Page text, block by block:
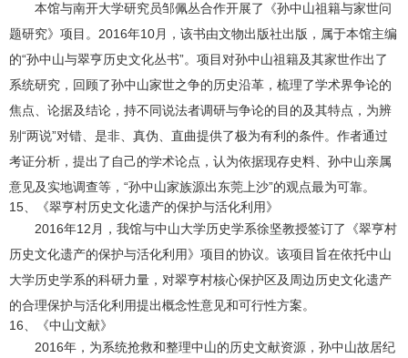
本馆与南开大学研究员邹佩丛合作开展了《孙中山祖籍与家世问
题研究》项目。2016年10月，该书由文物出版社出版，属于本馆主编
的“孙中山与翠亨历史文化丛书”。项目对孙中山祖籍及其家世作出了
系统研究，回顾了孙中山家世之争的历史沿革，梳理了学术界争论的
焦点、论据及结论，持不同说法者调研与争论的目的及其特点，为辨
别“两说”对错、是非、真伪、直曲提供了极为有利的条件。作者通过
考证分析，提出了自己的学术论点，认为依据现存史料、孙中山亲属
意见及实地调查等，“孙中山家族源出东莞上沙”的观点最为可靠。
15、《翠亨村历史文化遗产的保护与活化利用》
2016年12月，我馆与中山大学历史学系徐坚教授签订了《翠亨村
历史文化遗产的保护与活化利用》项目的协议。该项目旨在依托中山
大学历史学系的科研力量，对翠亨村核心保护区及周边历史文化遗产
的合理保护与活化利用提出概念性意见和可行性方案。
16、《中山文献》
2016年，为系统抢救和整理中山的历史文献资源，孙中山故居纪